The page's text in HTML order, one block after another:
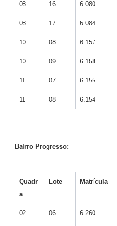
08 16 6.080
08 17 6.084
10 08 6.157
10 09 6.158
11 07 6.155
11 08 6.154
Bairro Progresso:
Quadr
a
Lote Matrícula
02 06 6.260